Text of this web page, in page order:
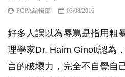
POPA編輯部 03/08/2016
好多人誤以為辱罵是指用粗
理學家Dr. Haim Ginott認為
言的破壞力，完全不自覺自